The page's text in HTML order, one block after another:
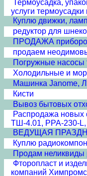
Термоусадка,
услуги
Куплю движки,
редуктор для
ПРОДАЖА
продаем
Погружные насосы
Холодильные и
Машинка Janome,
Кисти
Вывоз бытовых
Распродажа новых
ТШ-4.01, PPA-230-L,
ВЕДУЩАЯ
Куплю
Продам неликвиды
Фторопласт и
компаний